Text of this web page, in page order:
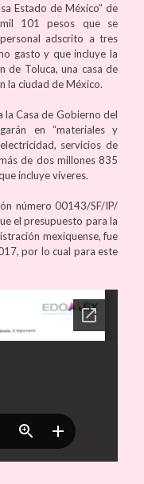
Estado de México” de
101 pesos que se
adscrito a tres
gasto y que incluye la
de Toluca, una casa de
la ciudad de México.
Casa de Gobierno del
en “materiales y
servicios de
de dos millones 835
incluye víveres.
número 00143/SF/IP/
el presupuesto para la
mexiquense, fue
por lo cual para este